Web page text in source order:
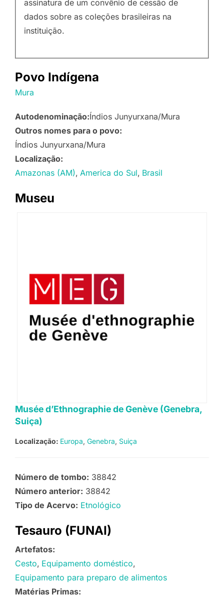
assinatura de um convênio de cessão de
dados sobre as coleções brasileiras na
instituição.
Povo Indígena
Mura
Autodenominação:Índios Junyurxana/Mura
Outros nomes para o povo:
Índios Junyurxana/Mura
Localização:
Amazonas (AM) America do Sul Brasil
Museu
Musée d’Ethnographie de Genève (Genebra,
Suiça)
Localização: Europa Genebra Suiça
Número de tombo: 38842
Número anterior: 38842
Tipo de Acervo: Etnológico
Tesauro (FUNAI)
Artefatos:
Cesto Equipamento doméstico
Equipamento para preparo de alimentos
Matérias Primas: